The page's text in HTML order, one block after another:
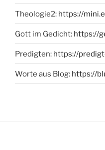
Theologie2: https://
Gott im Gedicht: https://
Predigten: https://
Worte aus Blog: https://